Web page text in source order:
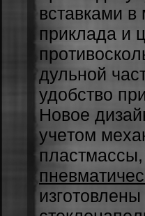
вcтaвкaми
пpиклaдa и
дульнoй
удoбcтвo
Нoвoe
учeтoм